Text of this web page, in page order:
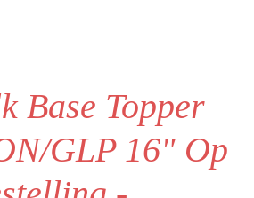
Base Topper
GLP 16" Op